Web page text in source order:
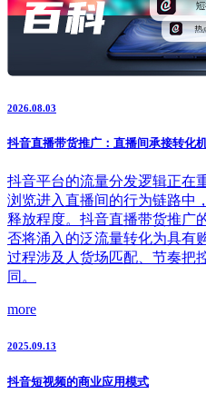
2026.08.03
抖音直播带货推广：直播间承接转化
抖音平台的流量分发逻辑正在
浏览进入直播间的行为链路中
释放程度。抖音直播带货推广
否将涌入的泛流量转化为具有
过程涉及人货场匹配、节奏把
同。
more
2025.09.13
抖音短视频的商业应用模式